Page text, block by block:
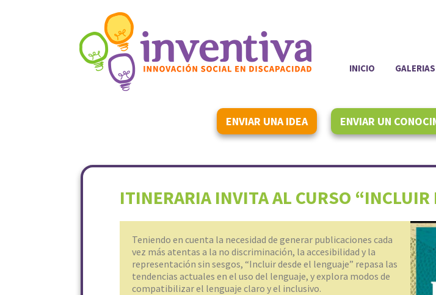
INICIO GALERIAS
ENVIAR UNA IDEA ENVIAR UN
ITINERARIA INVITA AL CURSO “INCLUIR
Teniendo en cuenta la necesidad de generar publicaciones cada
vez más atentas a la no discriminación, la accesibilidad y la
representación sin sesgos, “Incluir desde el lenguaje” repasa las
tendencias actuales en el uso del lenguaje, y explora modos de
compatibilizar el lenguaje claro y el inclusivo.